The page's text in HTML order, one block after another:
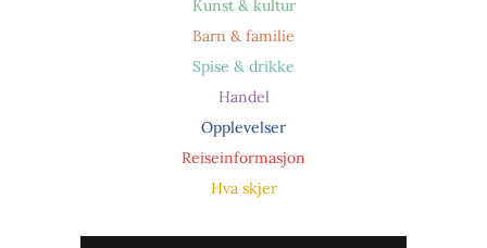
Kunst & kultur
Barn & familie
Spise & drikke
Handel
Opplevelser
Reiseinformasjon
Hva skjer